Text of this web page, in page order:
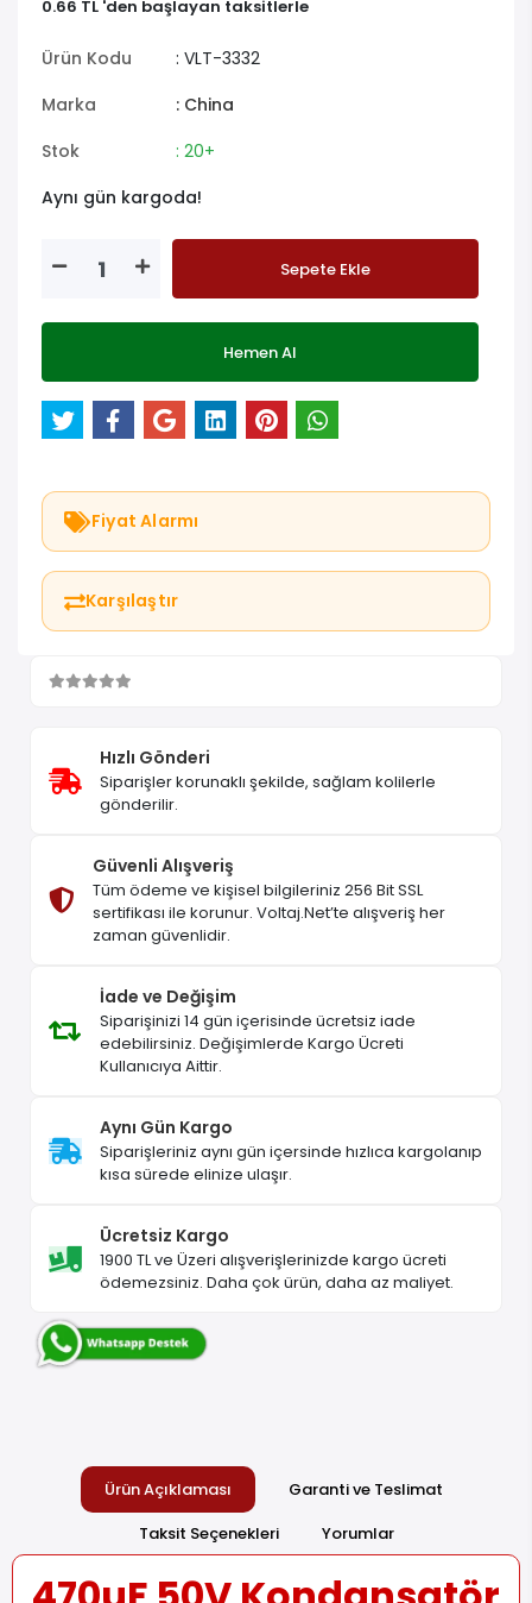
0.66 TL 'den başlayan taksitlerle
Ürün Kodu
: VLT-3332
Marka
: China
Stok
: 20+
Aynı gün kargoda!
Sepete Ekle
Hemen Al
Fiyat Alarmı
Karşılaştır
Hızlı Gönderi
Siparişler korunaklı şekilde, sağlam kolilerle
gönderilir.
Güvenli Alışveriş
Tüm ödeme ve kişisel bilgileriniz 256 Bit SSL
sertifikası ile korunur. Voltaj.Net’te alışveriş her
zaman güvenlidir.
İade ve Değişim
Siparişinizi 14 gün içerisinde ücretsiz iade
edebilirsiniz. Değişimlerde Kargo Ücreti
Kullanıcıya Aittir.
Aynı Gün Kargo
Siparişleriniz aynı gün içersinde hızlıca kargolanıp
kısa sürede elinize ulaşır.
Ücretsiz Kargo
1900 TL ve Üzeri alışverişlerinizde kargo ücreti
ödemezsiniz. Daha çok ürün, daha az maliyet.
Ürün Açıklaması
Garanti ve Teslimat
Taksit Seçenekleri
Yorumlar